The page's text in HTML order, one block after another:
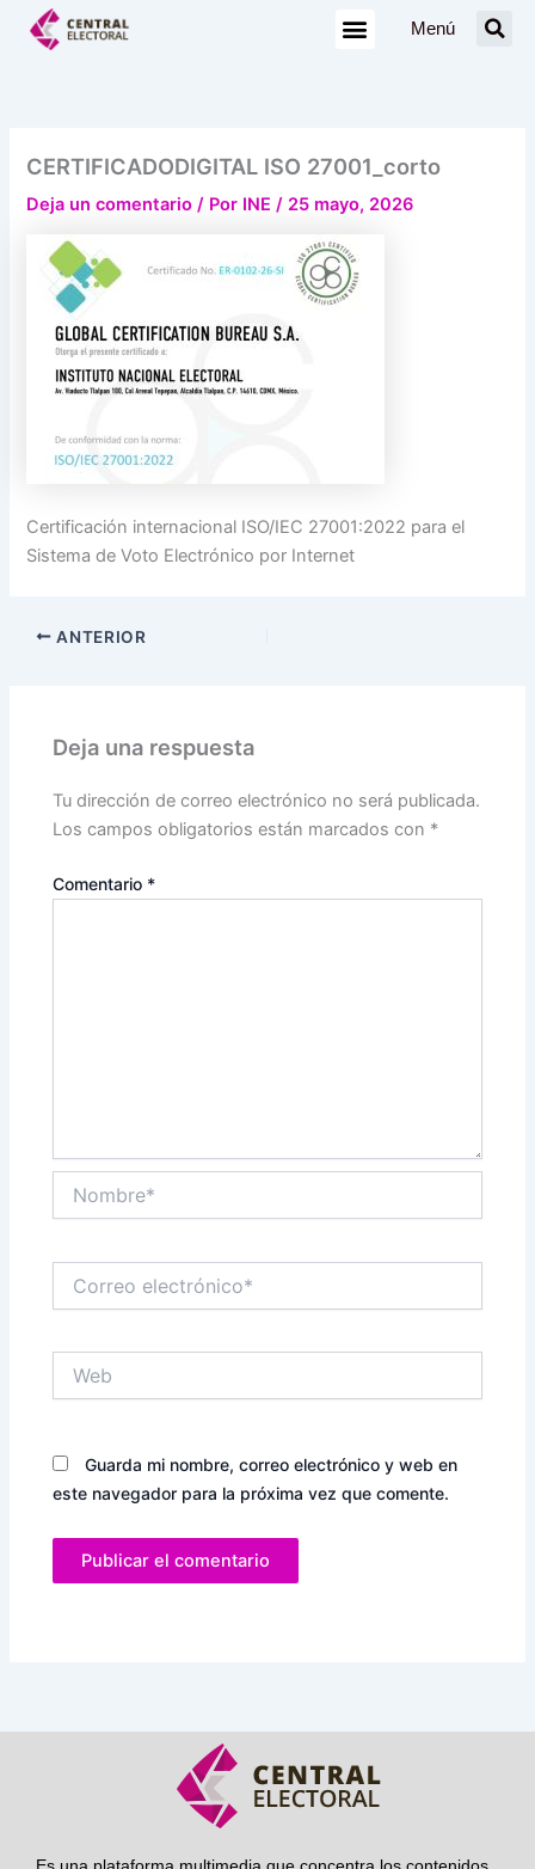
Menú
CERTIFICADODIGITAL ISO 27001_corto
Deja un comentario / Por INE/ 25 mayo, 2026
Certificación internacional ISO/IEC 27001:2022 para el
Sistema de Voto Electrónico por Internet
ANTERIOR
Deja una respuesta
Tu dirección de correo electrónico no será publicada.
Los campos obligatorios están marcados con *
Comentario *
electrónico*
Guarda mi nombre, correo electrónico y web en
este navegador para la próxima vez que comente.